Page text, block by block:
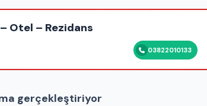
Otel – Rezidans
03822010133
gerçekleştiriyor